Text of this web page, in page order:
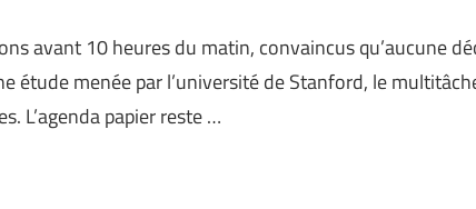
avant 10 heures du matin, convaincus qu’aucune
étude menée par l’université de Stanford, le
L’agenda papier reste …